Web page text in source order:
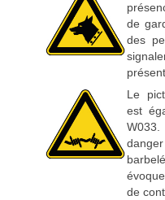
de
des
Le
est
de